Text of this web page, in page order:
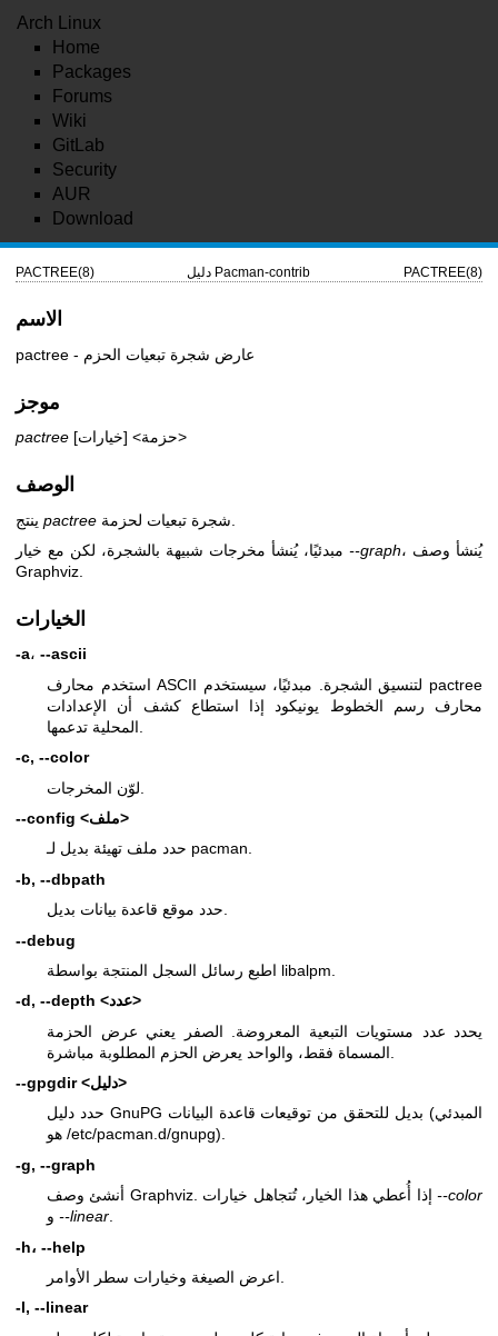
Arch Linux
Home
Packages
Forums
Wiki
GitLab
Security
AUR
Download
PACTREE(8) دليل Pacman-contrib PACTREE(8)
الاسم
pactree - عارض شجرة تبعيات الحزم
موجز
pactree [خيارات] <حزمة>
الوصف
pactree
--graph، يُنشأ وصف
Graphviz.
الخيارات
-a، --ascii
استخدم محارف ASCII لتنسيق الشجرة. مبدئيًا، سيستخدم pactree
محارف رسم الخطوط يونيكود إذا استطاع كشف أن الإعدادات
-c, --color
--config <ملف>
حدد ملف تهيئة بديل لـ pacman.
-b, --dbpath
--debug
اطبع رسائل السجل المنتجة بواسطة libalpm.
-d, --depth <عدد>
يحدد عدد مستويات التبعية المعروضة. الصفر يعني عرض الحزمة
--gpgdir <دليل>
حدد دليل GnuPG بديل للتحقق من توقيعات قاعدة البيانات (المبدئي
هو /etc/pacman.d/gnupg).
-g, --graph
أنشئ وصف Graphviz. إذا أُعطي هذا الخيار، تُتجاهل خيارات--color
--linear.
-h، --help
-l, --linear